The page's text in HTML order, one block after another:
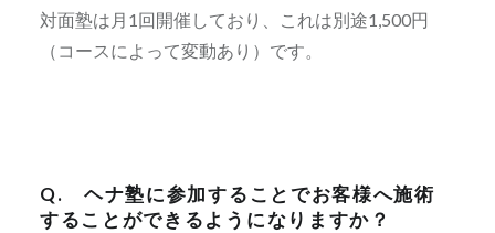
対面塾は月1回開催しており、これは別途1,500円
（コースによって変動あり）です。
Q. ヘナ塾に参加することでお客様へ施術
することができるようになりますか？